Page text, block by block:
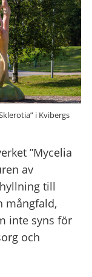
i Kvibergs
”Mycelia
av
till
mångfald,
inte syns för
och